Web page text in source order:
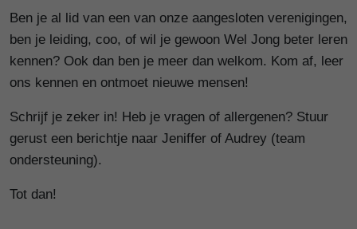
Ben je al lid van een van onze aangesloten verenigingen,
ben je leiding, coo, of wil je gewoon Wel Jong beter leren
kennen? Ook dan ben je meer dan welkom. Kom af, leer
ons kennen en ontmoet nieuwe mensen!
Schrijf je zeker in! Heb je vragen of allergenen? Stuur
gerust een berichtje naar Jeniffer of Audrey (team
ondersteuning).
Tot dan!